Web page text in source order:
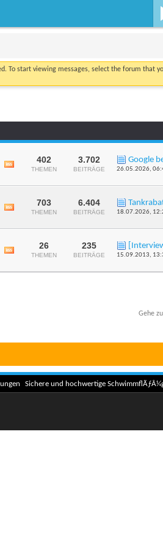
To start viewing messages, select the forum that
RSS-
dieses
anzeigen
402
THEMEN
3.702
BEITRÄGE
Google
26.05.2026,
RSS-
dieses
anzeigen
703
THEMEN
6.404
BEITRÄGE 18.07.2026,
RSS-
dieses
26
THEMEN
235
BEITRÄGE 15.09.2013,
Gehe
Sichere und hochwertige